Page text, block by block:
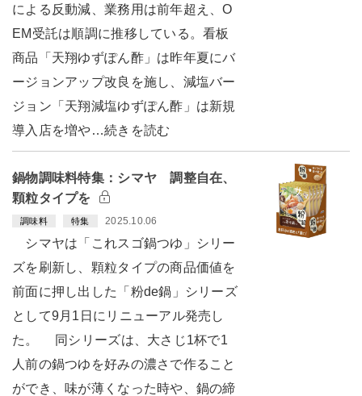
による反動減、業務用は前年超え、O
EM受託は順調に推移している。看板
商品「天翔ゆずぽん酢」は昨年夏にバ
ージョンアップ改良を施し、減塩バー
ジョン「天翔減塩ゆずぽん酢」は新規
導入店を増や…続きを読む
鍋物調味料特集：シマヤ 調整自在、
顆粒タイプを
調味料 特集 2025.10.06
シマヤは「これスゴ鍋つゆ」シリー
ズを刷新し、顆粒タイプの商品価値を
前面に押し出した「粉de鍋」シリーズ
として9月1日にリニューアル発売し
た。 同シリーズは、大さじ1杯で1
人前の鍋つゆを好みの濃さで作ること
ができ、味が薄くなった時や、鍋の締